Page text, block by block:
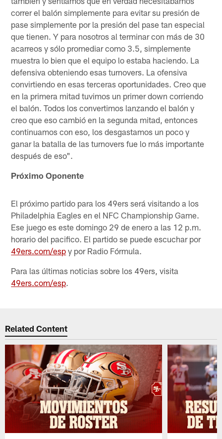
correr el balón simplemente para evitar su presión de
pase simplemente por la presión del pase tan especial
que tienen. Y para nosotros al terminar con más de 30
acarreos y sólo promediar como 3.5, simplemente
muestra lo bien que el equipo lo estaba haciendo. La
defensiva obteniendo esas turnovers. La ofensiva
convirtiendo en esas terceras oportunidades. Creo que
en la primera mitad tuvimos un primer down corriendo
el balón. Todos los convertimos lanzando el balón y
creo que eso cambió en la segunda mitad, entonces
continuamos con eso, los desgastamos un poco y
ganar la batalla de las turnovers fue lo más importante
después de eso".
Próximo Oponente
El próximo partido para los 49ers será visitando a los
Philadelphia Eagles en el NFC Championship Game.
Ese juego es este domingo 29 de enero a las 12 p.m.
horario del pacifico. El partido se puede escuchar por
49ers.com/esp y por Radio Fórmula.
Para las últimas noticias sobre los 49ers, visita
49ers.com/esp.
Related Content